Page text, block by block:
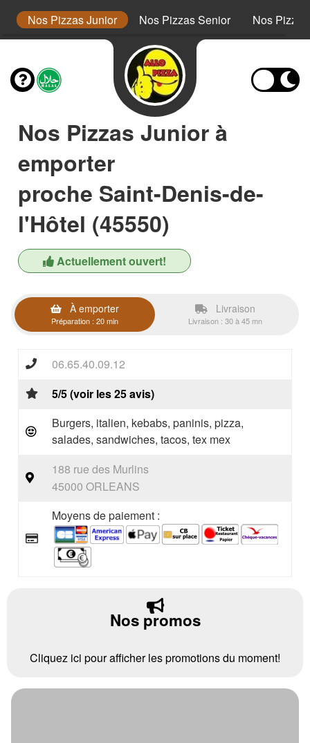
Nos Pizzas Junior Nos Pizzas Senior Nos Pizza
Nos Pizzas Junior à
emporter
proche Saint-Denis-de-
l'Hôtel (45550)
Actuellement ouvert!
À emporter
Préparation : 20 min
Livraison
Livraison : 30 à 45 mn
06.65.40.09.12
5/5 (voir les 25 avis)
Burgers, italien, kebabs, paninis, pizza,
salades, sandwiches, tacos, tex mex
188 rue des Murlins
45000 ORLEANS
Moyens de paiement :
Nos promos
Cliquez ici pour afficher les promotions du moment!